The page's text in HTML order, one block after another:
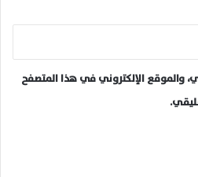
والموقع الإلكتروني في هذا المتصفح